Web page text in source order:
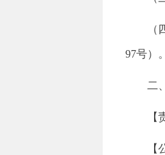
（四
97号）。
二
【责
【公